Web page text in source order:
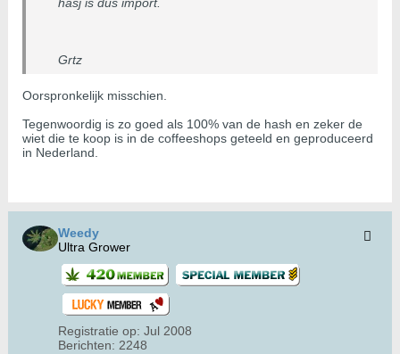
Grtz
Oorspronkelijk misschien.
Tegenwoordig is zo goed als 100% van de hash en zeker de
wiet die te koop is in de coffeeshops geteeld en geproduceerd
in Nederland.
Weedy
Ultra Grower
Registratie op: Jul 2008
Berichten: 2248